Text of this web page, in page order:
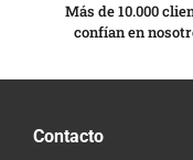
Más de 10.000
confían en
Contacto